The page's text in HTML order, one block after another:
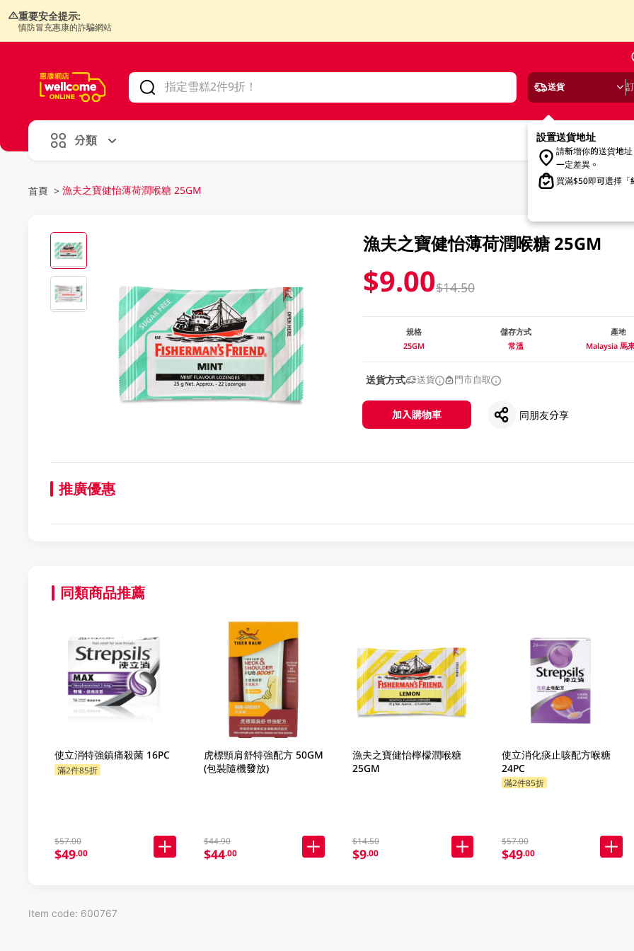
重要安全提示:
慎防冒充惠康的詐騙網站
送貨
設置送貨地址
請新增你的送貨地
一定差異。
買滿$50即可選擇「
分類
首頁 > 漁夫之寶健怡薄荷潤喉糖 25GM
漁夫之寶健怡薄荷潤喉糖 25GM
$9.00$14.50
規格
25GM
儲存方式
常溫
產地
Malaysia 馬
送貨方式 送貨 門市自取
加入購物車 同朋友分享
推廣優惠
同類商品推薦
使立消特強鎮痛殺菌 16PC
滿2件85折
$57.00
$49.00
虎標頸肩舒特強配方 50GM
(包裝隨機發放)
$44.90
$44.00
漁夫之寶健怡檸檬潤喉糖
25GM
$14.50
$9.00
使立消化痰止咳配方喉糖
24PC
滿2件85折
$57.00
$49.00
Item code: 600767